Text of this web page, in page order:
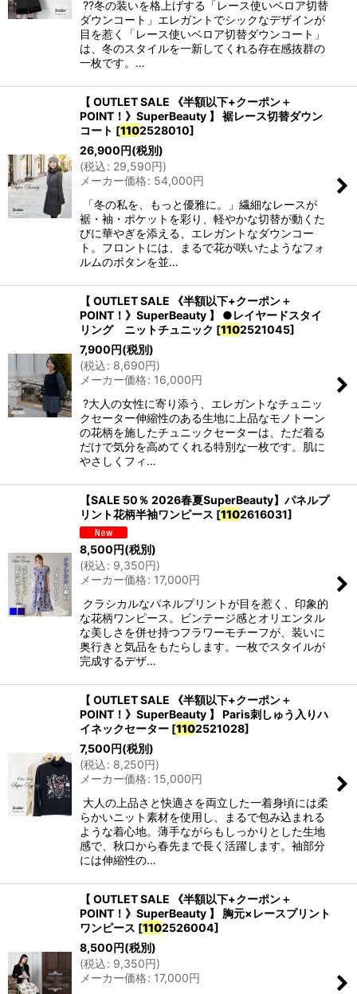
??冬の装いを格上げする「レース使いベロア切替
ダウンコート」エレガントでシックなデザインが
目を惹く「レース使いベロア切替ダウンコート」
は、冬のスタイルを一新してくれる存在感抜群の
一枚です。…
【 OUTLET SALE 《半額以下+クーポン＋
POINT！》SuperBeauty 】 裾レース切替ダウン
コート [1102528010]
26,900円(税別)
(税込: 29,590円)
メーカー価格: 54,000円
「冬の私を、もっと優雅に。」繊細なレースが
裾・袖・ポケットを彩り、軽やかな切替が動くた
びに華やぎを添える、エレガントなダウンコー
ト。フロントには、まるで花が咲いたようなフォ
ルムのボタンを並…
【 OUTLET SALE 《半額以下+クーポン＋
POINT！》SuperBeauty 】 ●レイヤードスタイ
リング ニットチュニック [1102521045]
7,900円(税別)
(税込: 8,690円)
メーカー価格: 16,000円
?大人の女性に寄り添う、エレガントなチュニッ
クセーター伸縮性のある生地に上品なモノトーン
の花柄を施したチュニックセーターは、ただ着る
だけで気分を高めてくれる特別な一枚です。肌に
やさしくフィ…
【SALE 50％ 2026春夏SuperBeauty】パネルプ
リント花柄半袖ワンピース [1102616031]
8,500円(税別)
(税込: 9,350円)
メーカー価格: 17,000円
クラシカルなパネルプリントが目を惹く、印象的
な花柄ワンピース。ビンテージ感とオリエンタル
な美しさを併せ持つフラワーモチーフが、装いに
奥行きと気品をもたらします。一枚でスタイルが
完成するデザ…
【 OUTLET SALE 《半額以下+クーポン＋
POINT！》SuperBeauty 】 Paris刺しゅう入りハ
イネックセーター [1102521028]
7,500円(税別)
(税込: 8,250円)
メーカー価格: 15,000円
大人の上品さと快適さを両立した一着身頃には柔
らかいニット素材を使用し、まるで包み込まれる
ような着心地。薄手ながらもしっかりとした生地
感で、秋口から春先まで長く活躍します。袖部分
には伸縮性の…
【 OUTLET SALE 《半額以下+クーポン＋
POINT！》SuperBeauty 】 胸元×レースプリント
ワンピース [1102526004]
8,500円(税別)
(税込: 9,350円)
メーカー価格: 17,000円